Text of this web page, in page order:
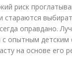
риск
стараются
оправдано.
с опытным
на основе его